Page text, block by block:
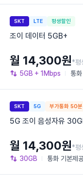
SKT LTE 평생할인
조이 데이터 5GB+
5GB + 1Mbps 통화
월 14,300원*평
SKT 5G 부가통화 50분
5G 조이 음성자유
30GB 통화 기본제
월 14,300원*평